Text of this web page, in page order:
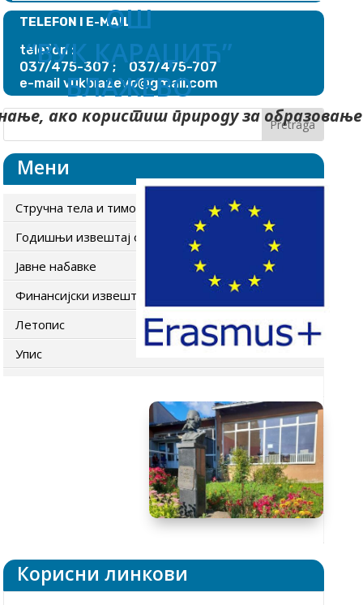
ОШ
“ВУК КАРАЏИЋ”
БЛАЖЕВО
ако користиш природу за образовање
TELEFON I E-MAIL
telefon :
037/475-307 ; 037/475-707
e-mail vukblazevo@gmail.com
Мени
Стручна тела и тимови
Годишњи извештај о раду школе
Јавне набавке
Финансијски извештаји
Летопис
Упис
Заштита података о личности
Корисни линкови